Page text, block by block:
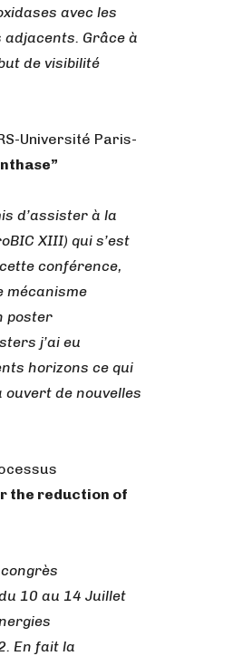
avec les
Grâce à
de visibilité
Université Paris-
d’assister à la
XIII) qui s’est
conférence,
mécanisme
poster
j’ai eu
horizons ce qui
ouvert de nouvelles
the reduction of
10 au 14 Juillet
En fait la